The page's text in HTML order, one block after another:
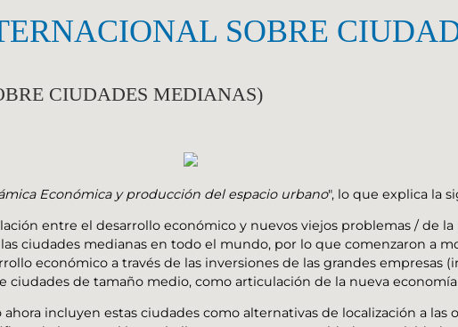
SOBRE
CIUDADES MEDIANAS)
Económica y producción del espacio urbano", lo que explica la
entre el desarrollo económico y nuevos viejos problemas / de
ciudades medianas en todo el mundo, por lo que comenzaron a
económico a través de las inversiones de las grandes empresas
ciudades de tamaño medio, como articulación de la nueva
incluyen estas ciudades como alternativas de localización a